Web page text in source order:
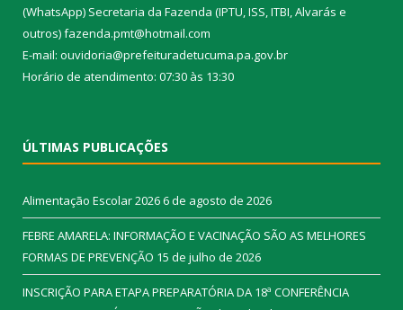
(WhatsApp) Secretaria da Fazenda (IPTU, ISS, ITBI, Alvarás e
outros) fazenda.pmt@hotmail.com
E-mail: ouvidoria@prefeituradetucuma.pa.gov.br
Horário de atendimento: 07:30 às 13:30
ÚLTIMAS PUBLICAÇÕES
Alimentação Escolar 20266 de agosto de 2026
FEBRE AMARELA: INFORMAÇÃO E VACINAÇÃO SÃO AS MELHORES
FORMAS DE PREVENÇÃO 15 de julho de 2026
INSCRIÇÃO PARA ETAPA PREPARATÓRIA DA 18ª CONFERÊNCIA